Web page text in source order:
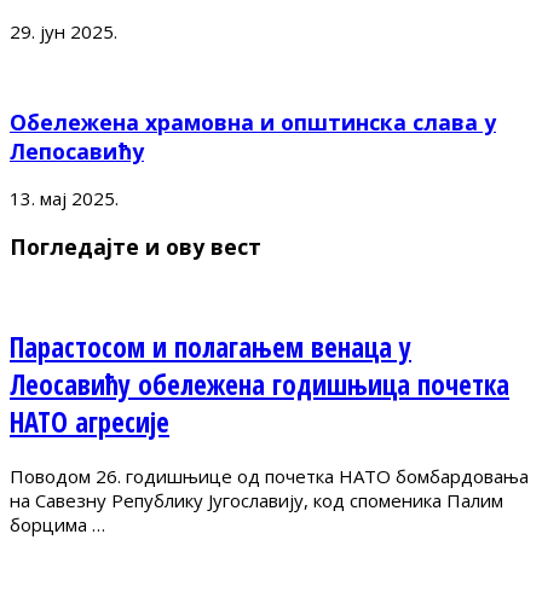
29. јун 2025.
Обележена храмовна и општинска слава у
Лепосавићу
13. мај 2025.
Погледајте и ову вест
Парастосом и полагањем венаца у
Леосавићу обележена годишњица почетка
НАТО агресије
Поводом 26. годишњице од почетка НАТО бомбардовања
на Савезну Републику Југославију, код споменика Палим
борцима …